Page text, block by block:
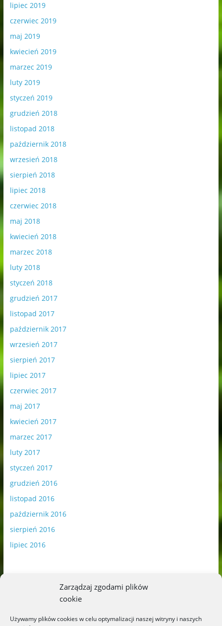
Zarządzaj zgodami plików
cookie
Używamy plików cookies w celu optymalizacji naszej witryny i naszych
lipiec 2019
czerwiec 2019
maj 2019
kwiecień 2019
marzec 2019
luty 2019
styczeń 2019
grudzień 2018
listopad 2018
październik 2018
wrzesień 2018
sierpień 2018
lipiec 2018
czerwiec 2018
maj 2018
kwiecień 2018
marzec 2018
luty 2018
styczeń 2018
grudzień 2017
listopad 2017
październik 2017
wrzesień 2017
sierpień 2017
lipiec 2017
czerwiec 2017
maj 2017
kwiecień 2017
marzec 2017
luty 2017
styczeń 2017
grudzień 2016
listopad 2016
październik 2016
sierpień 2016
lipiec 2016